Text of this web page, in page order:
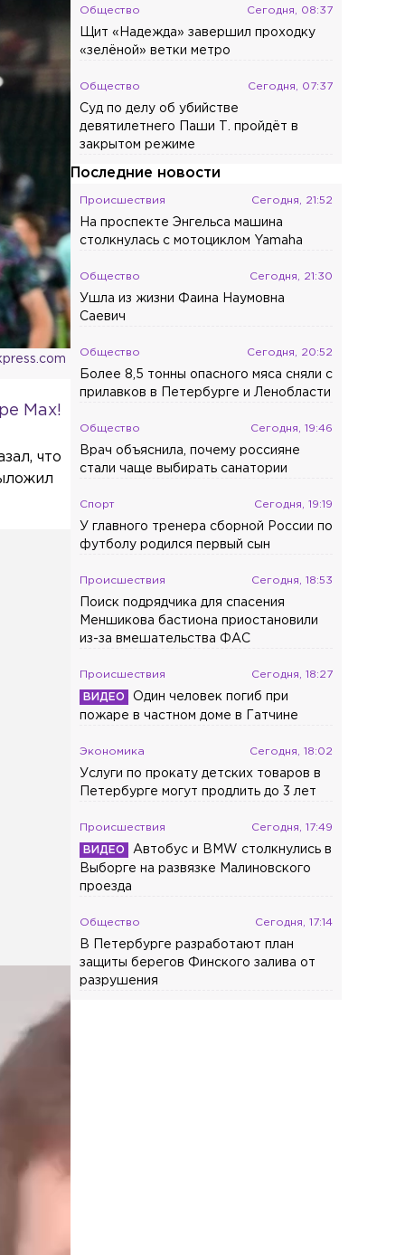
Max!
что
Общество Сегодня, 08:37
Щит «Надежда» завершил проходку
«зелёной» ветки метро
Общество Сегодня, 07:37
Суд по делу об убийстве
девятилетнего Паши Т. пройдёт в
закрытом режиме
Последние новости
Происшествия Сегодня, 21:52
На проспекте Энгельса машина
столкнулась с мотоциклом Yamaha
Общество Сегодня, 21:30
Ушла из жизни Фаина Наумовна
Саевич
Общество Сегодня, 20:52
Более 8,5 тонны опасного мяса сняли с
прилавков в Петербурге и Ленобласти
Общество Сегодня, 19:46
Врач объяснила, почему россияне
стали чаще выбирать санатории
Спорт Сегодня, 19:19
У главного тренера сборной России по
футболу родился первый сын
Происшествия Сегодня, 18:53
Поиск подрядчика для спасения
Меншикова бастиона приостановили
из-за вмешательства ФАС
Происшествия Сегодня, 18:27
Один человек погиб при
пожаре в частном доме в Гатчине
Экономика Сегодня, 18:02
Услуги по прокату детских товаров в
Петербурге могут продлить до 3 лет
Происшествия Сегодня, 17:49
Автобус и BMW столкнулись в
Выборге на развязке Малиновского
проезда
Общество Сегодня, 17:14
В Петербурге разработают план
защиты берегов Финского залива от
разрушения